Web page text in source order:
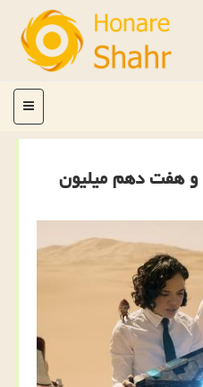
منو
بخش فیلم سونی سود ۳ و هفت دهم میلیون